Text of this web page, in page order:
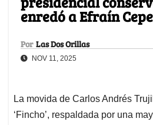
enredó a Efraín
Por Las Dos Orillas
NOV 11, 2025
La movida de Carlos Andrés
‘Fincho’, respaldada por una